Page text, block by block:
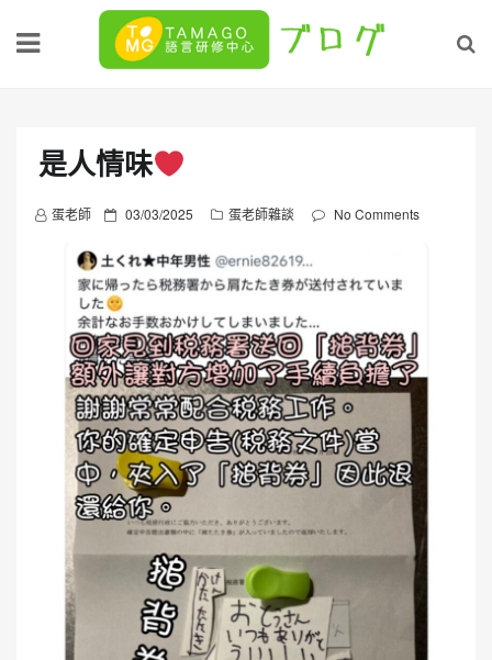
是人情味
蛋老師
P
s
t
e
d
o
n
03/03/2025 蛋老師雜談 No Comments